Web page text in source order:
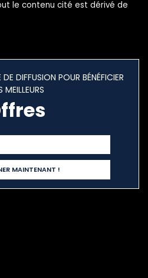
le contenu cité est dérivé de
DIFFUSION POUR BÉNÉFICIER
MEILLEURS